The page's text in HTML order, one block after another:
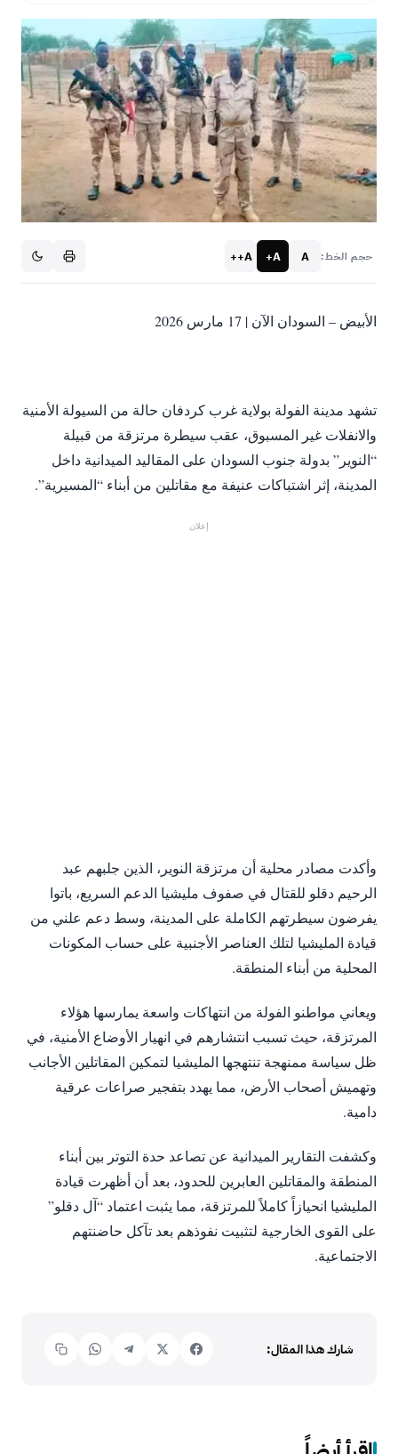
حجم الخط: A
A+
A++
الأبيض – السودان الآن | 17 مارس 2026
تشهد مدينة الفولة بولاية غرب كردفان حالة من السيولة الأمنية
والانفلات غير المسبوق، عقب سيطرة مرتزقة من قبيلة
“النوير” بدولة جنوب السودان على المقاليد الميدانية داخل
المدينة، إثر اشتباكات عنيفة مع مقاتلين من أبناء “المسيرية”.
إعلان
وأكدت مصادر محلية أن مرتزقة النوير، الذين جلبهم عبد
الرحيم دقلو للقتال في صفوف مليشيا الدعم السريع، باتوا
يفرضون سيطرتهم الكاملة على المدينة، وسط دعم علني من
قيادة المليشيا لتلك العناصر الأجنبية على حساب المكونات
المحلية من أبناء المنطقة.
ويعاني مواطنو الفولة من انتهاكات واسعة يمارسها هؤلاء
المرتزقة، حيث تسبب انتشارهم في انهيار الأوضاع الأمنية، في
ظل سياسة ممنهجة تنتهجها المليشيا لتمكين المقاتلين الأجانب
وتهميش أصحاب الأرض، مما يهدد بتفجير صراعات عرقية
دامية.
وكشفت التقارير الميدانية عن تصاعد حدة التوتر بين أبناء
المنطقة والمقاتلين العابرين للحدود، بعد أن أظهرت قيادة
المليشيا انحيازاً كاملاً للمرتزقة، مما يثبت اعتماد “آل دقلو”
على القوى الخارجية لتثبيت نفوذهم بعد تآكل حاضنتهم
الاجتماعية.
شارك هذا المقال: